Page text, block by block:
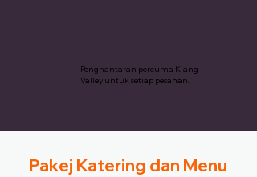
Penghantaran percuma Klang
Valley untuk setiap pesanan.
Pakej Katering dan Menu